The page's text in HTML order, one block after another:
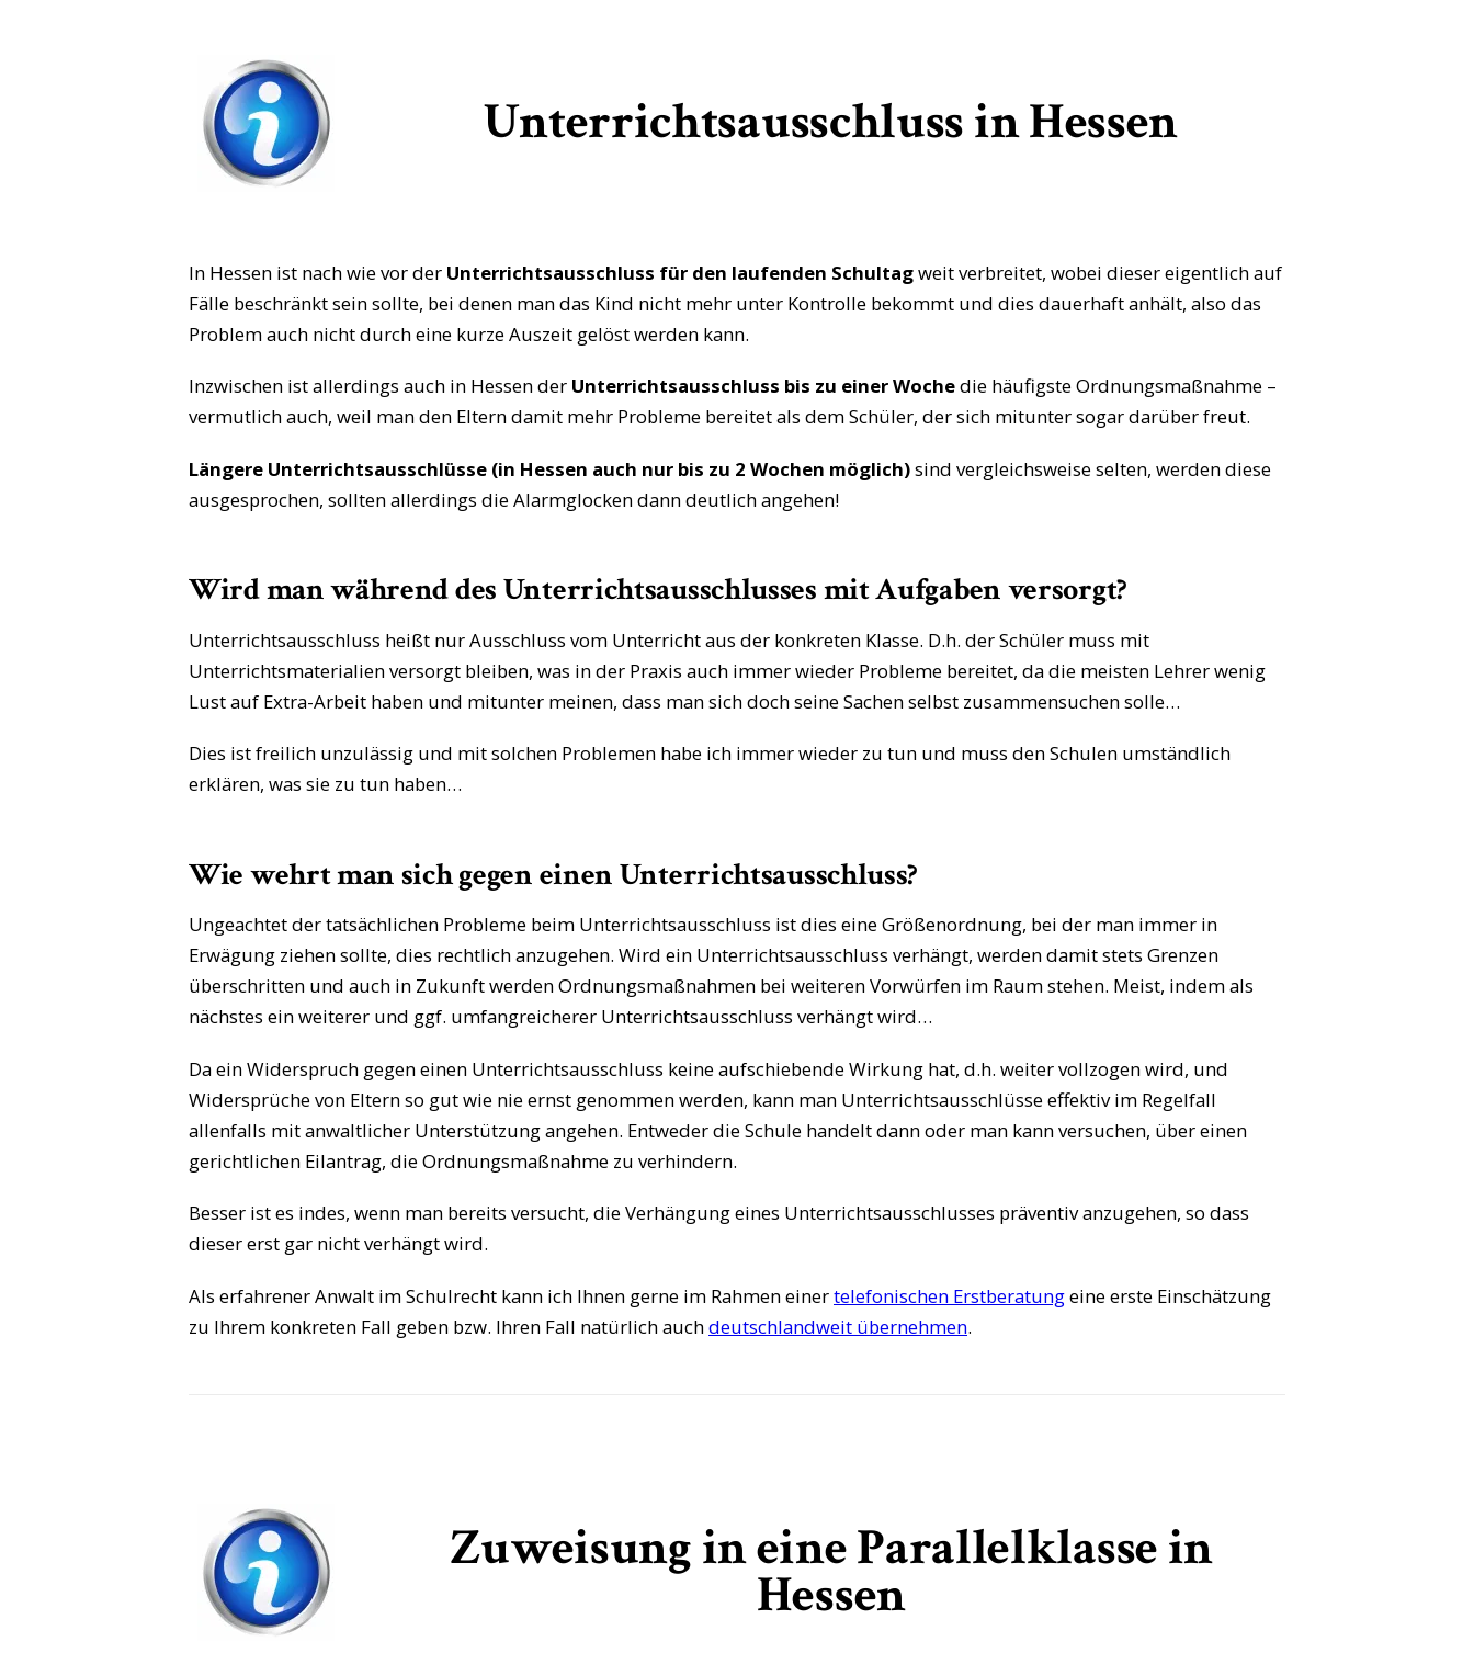
Unterrichtsausschluss in Hessen
In Hessen ist nach wie vor der Unterrichtsausschluss für den laufenden Schultagweit verbreitet, wobei dieser eigentlich auf
Fälle beschränkt sein sollte, bei denen man das Kind nicht mehr unter Kontrolle bekommt und dies dauerhaft anhält, also das
Problem auch nicht durch eine kurze Auszeit gelöst werden kann.
Inzwischen ist allerdings auch in Hessen der Unterrichtsausschluss bis zu einer Wochedie häufigste Ordnungsmaßnahme –
vermutlich auch, weil man den Eltern damit mehr Probleme bereitet als dem Schüler, der sich mitunter sogar darüber freut.
Längere Unterrichtsausschlüsse (in Hessen auch nur bis zu 2 Wochen möglich)sind vergleichsweise selten, werden diese
ausgesprochen, sollten allerdings die Alarmglocken dann deutlich angehen!
Wird man während des Unterrichtsausschlusses mit Aufgaben versorgt?
Unterrichtsausschluss heißt nur Ausschluss vom Unterricht aus der konkreten Klasse. D.h. der Schüler muss mit
Unterrichtsmaterialien versorgt bleiben, was in der Praxis auch immer wieder Probleme bereitet, da die meisten Lehrer wenig
Lust auf Extra-Arbeit haben und mitunter meinen, dass man sich doch seine Sachen selbst zusammensuchen solle…
Dies ist freilich unzulässig und mit solchen Problemen habe ich immer wieder zu tun und muss den Schulen umständlich
erklären, was sie zu tun haben…
Wie wehrt man sich gegen einen Unterrichtsausschluss?
Ungeachtet der tatsächlichen Probleme beim Unterrichtsausschluss ist dies eine Größenordnung, bei der man immer in
Erwägung ziehen sollte, dies rechtlich anzugehen. Wird ein Unterrichtsausschluss verhängt, werden damit stets Grenzen
überschritten und auch in Zukunft werden Ordnungsmaßnahmen bei weiteren Vorwürfen im Raum stehen. Meist, indem als
nächstes ein weiterer und ggf. umfangreicherer Unterrichtsausschluss verhängt wird…
Da ein Widerspruch gegen einen Unterrichtsausschluss keine aufschiebende Wirkung hat, d.h. weiter vollzogen wird, und
Widersprüche von Eltern so gut wie nie ernst genommen werden, kann man Unterrichtsausschlüsse effektiv im Regelfall
allenfalls mit anwaltlicher Unterstützung angehen. Entweder die Schule handelt dann oder man kann versuchen, über einen
gerichtlichen Eilantrag, die Ordnungsmaßnahme zu verhindern.
Besser ist es indes, wenn man bereits versucht, die Verhängung eines Unterrichtsausschlusses präventiv anzugehen, so dass
dieser erst gar nicht verhängt wird.
Als erfahrener Anwalt im Schulrecht kann ich Ihnen gerne im Rahmen einertelefonischen Erstberatungeine erste Einschätzung
zu Ihrem konkreten Fall geben bzw. Ihren Fall natürlich auchdeutschlandweit übernehmen.
Zuweisung in eine Parallelklasse in
Hessen